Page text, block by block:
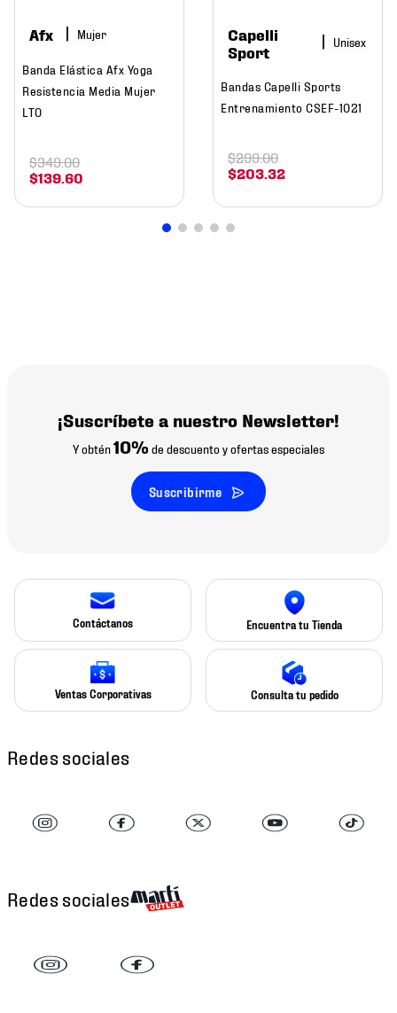
Afx Mujer
Banda Elástica Afx Yoga
Resistencia Media Mujer
LT0
$139 60
$349.00
Capelli
Sport
Bandas Capelli Sports
Entrenamiento CSEF-1021
$203 32
$299.00
¡Suscríbete a nuestro Newsletter!
Y obtén10% de descuento y ofertas especiales
Suscribirme
Contáctanos Encuentra tu Tienda
Ventas Corporativas Consulta tu pedido
Redes sociales
Redes sociales